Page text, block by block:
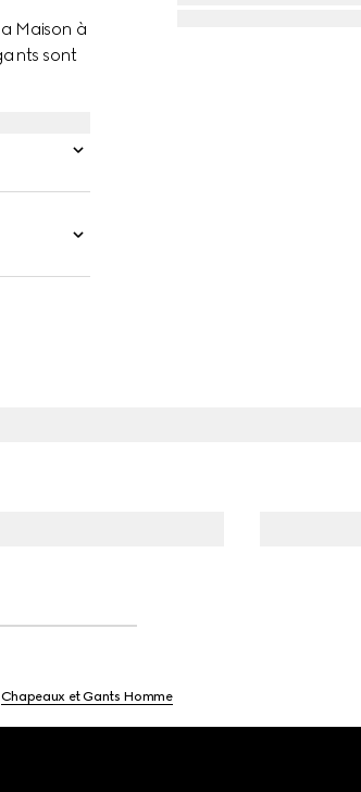
Maison à
sont
Chapeaux et Gants Homme